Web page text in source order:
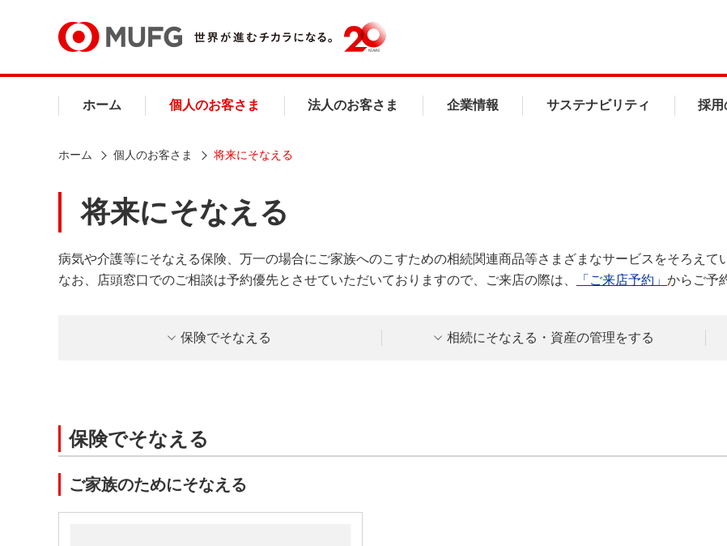
ホーム 個人のお客さま 法人のお客さま 企業情報 サステナビリティ 採用
ホーム 個人のお客さま 将来にそなえる
将来にそなえる
病気や介護等にそなえる保険、万一の場合にご家族へのこすための相続関連商品等さまざまなサービスをそろえて
なお、店頭窓口でのご相談は予約優先とさせていただいておりますので、ご来店の際は、
「ご来店予約」 からご予
保険でそなえる 相続にそなえる・資産の管理をする
保険でそなえる
ご家族のためにそなえる